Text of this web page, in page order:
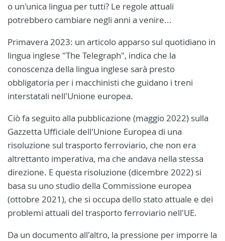
o un'unica lingua per tutti? Le regole attuali
potrebbero cambiare negli anni a venire...
Primavera 2023: un articolo apparso sul quotidiano in
lingua inglese "The Telegraph", indica che la
conoscenza della lingua inglese sarà presto
obbligatoria per i macchinisti che guidano i treni
interstatali nell'Unione europea.
Ciò fa seguito alla pubblicazione (maggio 2022) sulla
Gazzetta Ufficiale dell'Unione Europea di una
risoluzione sul trasporto ferroviario, che non era
altrettanto imperativa, ma che andava nella stessa
direzione. E questa risoluzione (dicembre 2022) si
basa su uno studio della Commissione europea
(ottobre 2021), che si occupa dello stato attuale e dei
problemi attuali del trasporto ferroviario nell'UE.
Da un documento all'altro, la pressione per imporre la